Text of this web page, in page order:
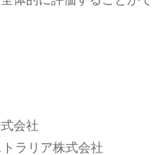
会社
ラリア株式会社